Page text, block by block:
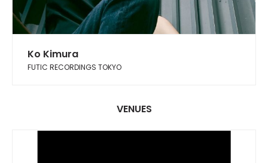
Ko Kimura
FUTIC RECORDINGS TOKYO
VENUES